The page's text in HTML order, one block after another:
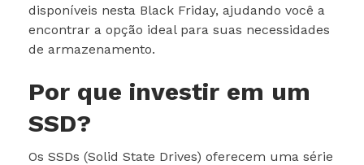
disponíveis nesta Black Friday, ajudando você a
encontrar a opção ideal para suas necessidades
de armazenamento.
Por que investir em um
SSD?
Os SSDs (Solid State Drives) oferecem uma série